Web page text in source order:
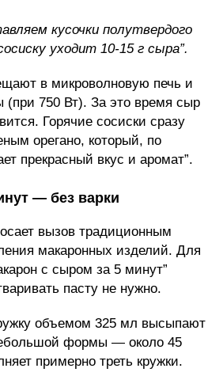
кусочки полутвердого
уходит 10-15 г сыра”.
в микроволновую печь и
(при 750 Вт). За это время сыр
Горячие сосиски сразу
орегано, который, по
прекрасный вкус и аромат”.
— без варки
вызов традиционным
макаронных изделий. Для
с сыром за 5 минут”
пасту не нужно.
объемом 325 мл высыпают
формы — около 45
примерно треть кружки.